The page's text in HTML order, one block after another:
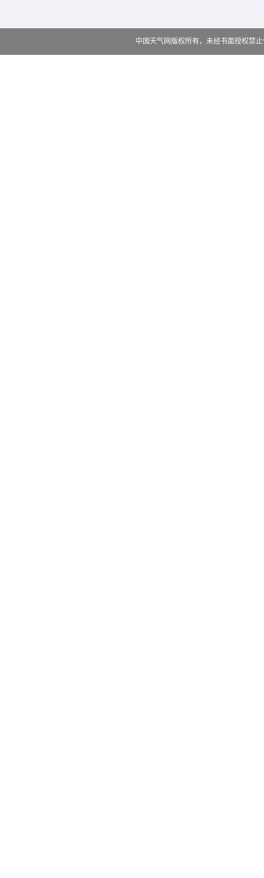
中国天气网版权所有，未经书面授权